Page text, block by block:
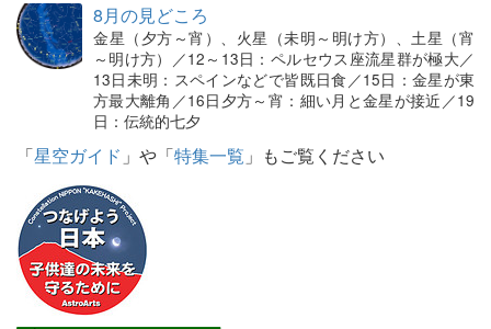
8月の見どころ
金星（夕方～宵）、火星（未明～明け方）、土星（宵
～明け方）／12～13日：ペルセウス座流星群が極大／
13日未明：スペインなどで皆既日食／15日：金星が東
方最大離角／16日夕方～宵：細い月と金星が接近／19
日：伝統的七夕
「星空ガイド 」や「特集一覧 」もご覧ください